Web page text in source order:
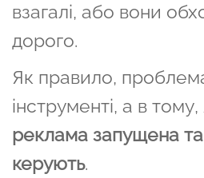
взагалі, або вони
дорого.
Як правило,
інструменті, а в тому,
реклама запущена
керують.